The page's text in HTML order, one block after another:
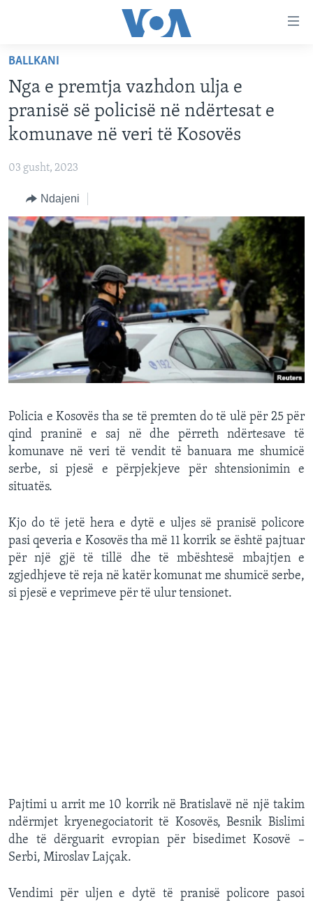
faqen
kryesore
Kalo
tek
faqja
Kalo
kërkimi
KATEGORITË
EVROPA
BOTA
MJEDISI
KULTURË
SHKENCË DHE TEKNOLOGJI
SHËNDETËSI
INTERVISTA
DITARI
DITARI
Learning English
FOLLOW US
Gjuhët
BALLKANI
Nga e premtja vazhdon ulja e
pranisë së policisë në ndërtesat e
komunave në veri të Kosovës
03 gusht, 2023
Ndajeni
Policia e Kosovës tha se të premten do të ulë për 25 për
qind praninë e saj në dhe përreth ndërtesave të
komunave në veri të vendit të banuara me shumicë
serbe, si pjesë e përpjekjeve për shtensionimin e
situatës.
Kjo do të jetë hera e dytë e uljes së pranisë policore
pasi qeveria e Kosovës tha më 11 korrik se është pajtuar
për një gjë të tillë dhe të mbështesë mbajtjen e
zgjedhjeve të reja në katër komunat me shumicë serbe,
si pjesë e veprimeve për të ulur tensionet.
Pajtimi u arrit me 10 korrik në Bratislavë në një takim
ndërmjet kryenegociatorit të Kosovës, Besnik Bislimi
dhe të dërguarit evropian për bisedimet Kosovë –
Serbi, Miroslav Lajçak.
Vendimi për uljen e dytë të pranisë policore pasoi